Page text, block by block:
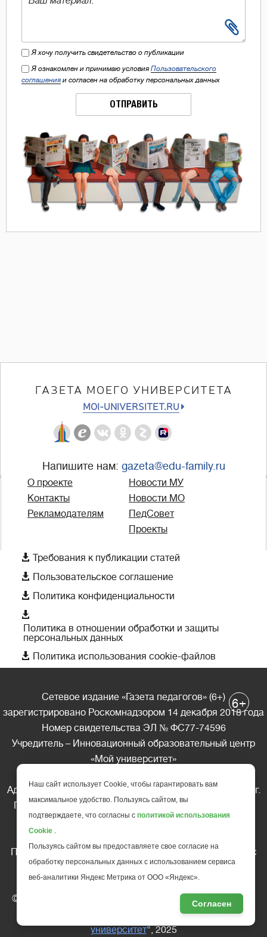
Я хочу получить свидетельство о публикации
Я ознакомлен и принимаю условия Пользовательского
соглашения и согласен на обработку персональных данных
ОТПРАВИТЬ
ГАЗЕТА МОЕГО УНИВЕРСИТЕТА
MOI-UNIVERSITET.RU
Напишите нам: gazeta@edu-family.ru
О проекте
Контакты
Рекламодателям
Новости МУ
Новости МО
ПедСовет
Проекты
 Требования к публикации статей
 Пользовательское соглашение
 Политика конфиденциальности

Политика в отношении обработки и защиты
персональных данных
 Политика использования cookie-файлов
Сетевое издание «Газета педагогов» (6+)
зарегистрировано Роскомнадзором 14 декабря 2018 года
Номер свидетельства ЭЛ № ФС77-74596
Учредитель – Инновационный образовательный центр
«Мой университет»
Адрес редакции: 185035 Россия, Республика Карелия, г.
Петрозаводск, ул. Фридриха Энгельса д.10, офис 211
Телефон редакции: +7 (499) 685-10-45
Перепечатка материалов газеты допускается только c
письменного разрешения редакции
Ссылка на «Газету педагогов» обязательна.
© АНО ДПО "Инновационный образовательный центр
повышения квалификации и переподготовки "Мой
университет", 2025
6+
Наш сайт использует Cookie, чтобы гарантировать вам
максимальное удобство. Пользуясь сайтом, вы
подтверждаете, что согласны с политикой использования
Cookie .
Пользуясь сайтом вы предоставляете свое согласие на
обработку персональных данных с использованием сервиса
веб-аналитики Яндекс Метрика от ООО «Яндекс».
Согласен